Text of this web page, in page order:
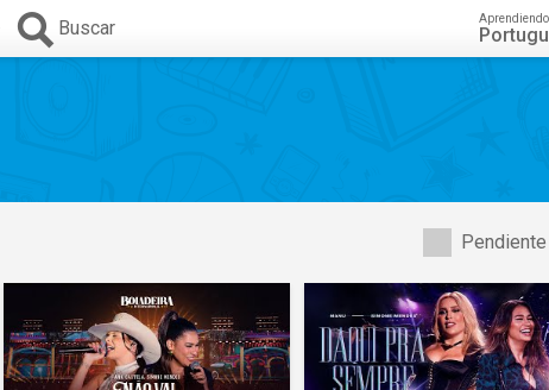
Buscar Aprendiendo